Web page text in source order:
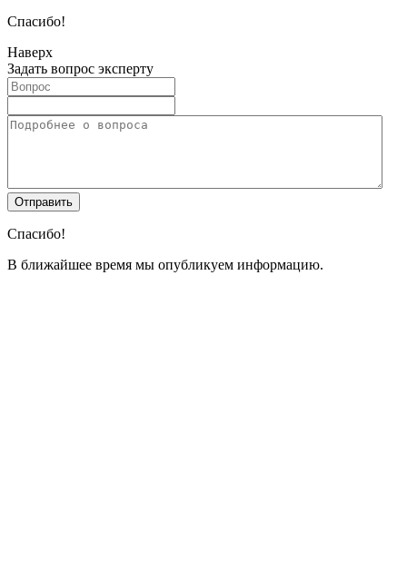
Спасибо!
Наверх
Задать вопрос эксперту
Спасибо!
В ближайшее время мы опубликуем информацию.